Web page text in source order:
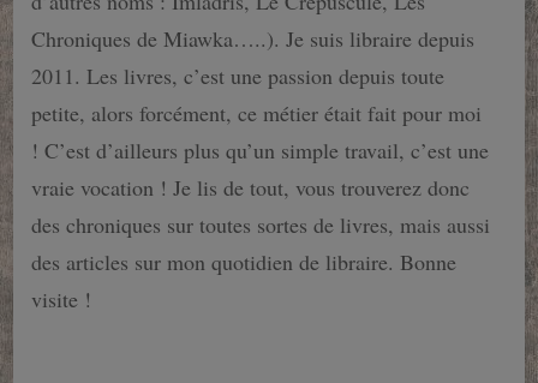
Chroniques de Miawka…..). Je suis libraire depuis
2011. Les livres, c’est une passion depuis toute
petite, alors forcément, ce métier était fait pour moi
! C’est d’ailleurs plus qu’un simple travail, c’est une
vraie vocation ! Je lis de tout, vous trouverez donc
des chroniques sur toutes sortes de livres, mais aussi
des articles sur mon quotidien de libraire. Bonne
visite !